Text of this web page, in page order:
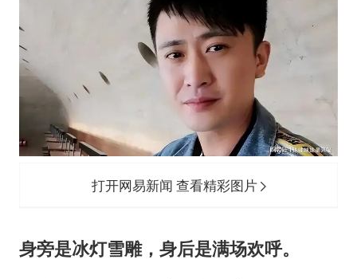
打开网易新闻 查看精彩图片
身旁是冰灯雪雕，身后是满场欢呼。